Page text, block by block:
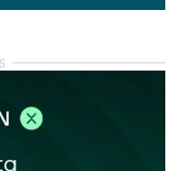
kirjautua